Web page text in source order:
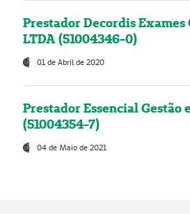
Prestador Decordis
LTDA (51004346-0)
01 de Abril de 2020
Prestador Essencial Gestão
(51004354-7)
04 de Maio de 2021